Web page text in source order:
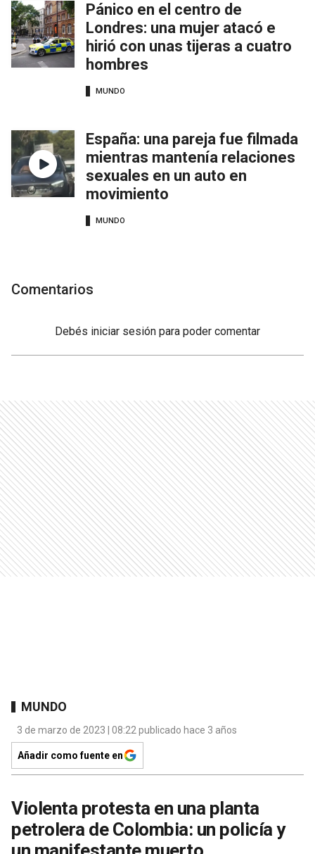
Pánico en el centro de
Londres: una mujer atacó e
hirió con unas tijeras a cuatro
hombres
MUNDO
España: una pareja fue filmada
mientras mantenía relaciones
sexuales en un auto en
movimiento
MUNDO
Comentarios
Debés iniciar sesión para poder comentar
MUNDO
3 de marzo de 2023 | 08:22 publicado hace 3 años
Añadir como fuente en
Violenta protesta en una planta
petrolera de Colombia: un policía y